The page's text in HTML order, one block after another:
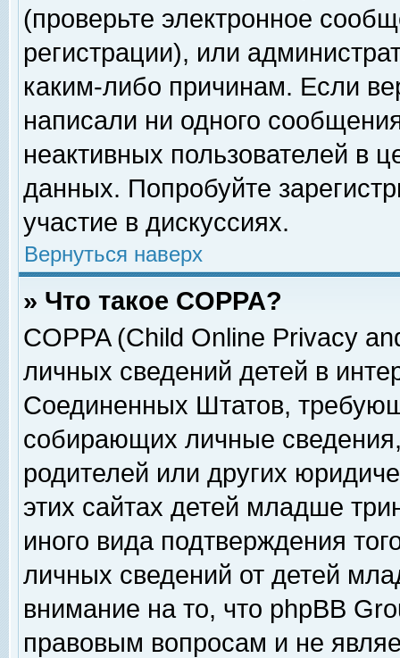
(проверьте электронное
регистрации), или
каким-либо причинам. Если
написали ни одного
неактивных пользователей в
данных. Попробуйте
участие в дискуссиях.
Вернуться наверх
» Что такое COPPA?
COPPA (Child Online Privacy
личных сведений детей в
Соединенных Штатов,
собирающих личные
родителей или других
этих сайтах детей младше
иного вида подтверждения
личных сведений от детей
внимание на то, что phpBB
правовым вопросам и не